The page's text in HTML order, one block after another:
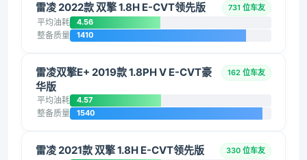
雷凌 2022款 双擎 1.8H E-CVT领先版 731 位车友
平均油耗 4.56
整备质量 1410
雷凌双擎E+ 2019款 1.8PH V E-CVT豪
华版
162 位车友
平均油耗 4.57
整备质量 1540
雷凌 2021款 双擎 1.8H E-CVT领先版 330 位车友